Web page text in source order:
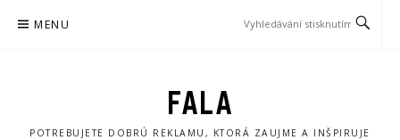
MENU
FALA
POTREBUJETE DOBRÚ REKLAMU, KTORÁ ZAUJME A INŠPIRUJE